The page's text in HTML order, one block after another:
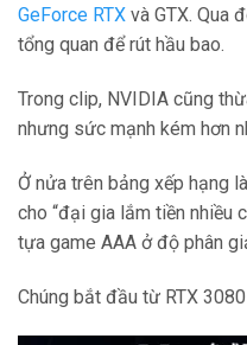
GeForce RTX và GTX. Qua
tổng quan để rút hầu bao.
Trong clip, NVIDIA cũng
nhưng sức mạnh kém hơn
Ở nửa trên bảng xếp hạng
cho “đại gia lắm tiền nhiều
tựa game AAA ở độ phân
Chúng bắt đầu từ RTX 3080